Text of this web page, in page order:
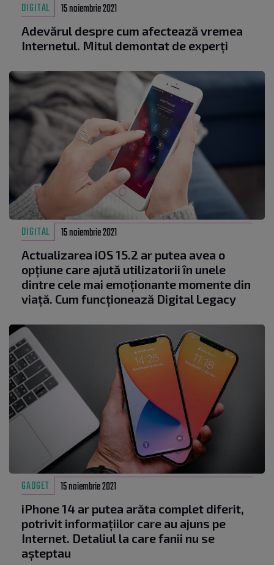
DIGITAL 15 noiembrie 2021
Adevărul despre cum afectează vremea
Internetul. Mitul demontat de experți
DIGITAL 15 noiembrie 2021
Actualizarea iOS 15.2 ar putea avea o
opțiune care ajută utilizatorii în unele
dintre cele mai emoționante momente din
viață. Cum funcționează Digital Legacy
GADGET 15 noiembrie 2021
iPhone 14 ar putea arăta complet diferit,
potrivit informațiilor care au ajuns pe
Internet. Detaliul la care fanii nu se
așteptau